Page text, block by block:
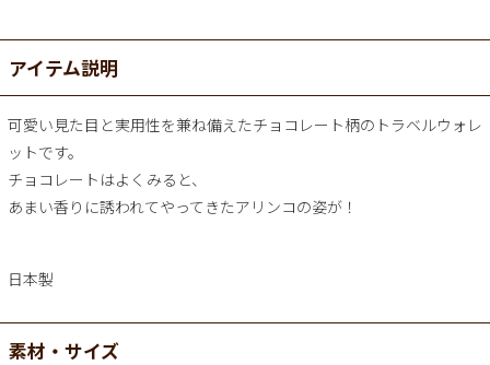
アイテム説明
可愛い見た目と実用性を兼ね備えたチョコレート柄のトラベルウォレ
ットです。
チョコレートはよくみると、
あまい香りに誘われてやってきたアリンコの姿が！
日本製
素材・サイズ